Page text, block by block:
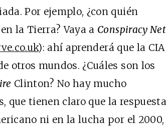
Por ejemplo, ¿con quién
la Tierra? Vaya a Conspiracy Net
): ahí aprenderá que la CIA
otros mundos. ¿Cuáles son los
Clinton? No hay mucho
que tienen claro que la respuesta
ni en la lucha por el 2000,
Cine desde los márgenes
EDICIÓN MÉXICO
SUSCRÍBETE